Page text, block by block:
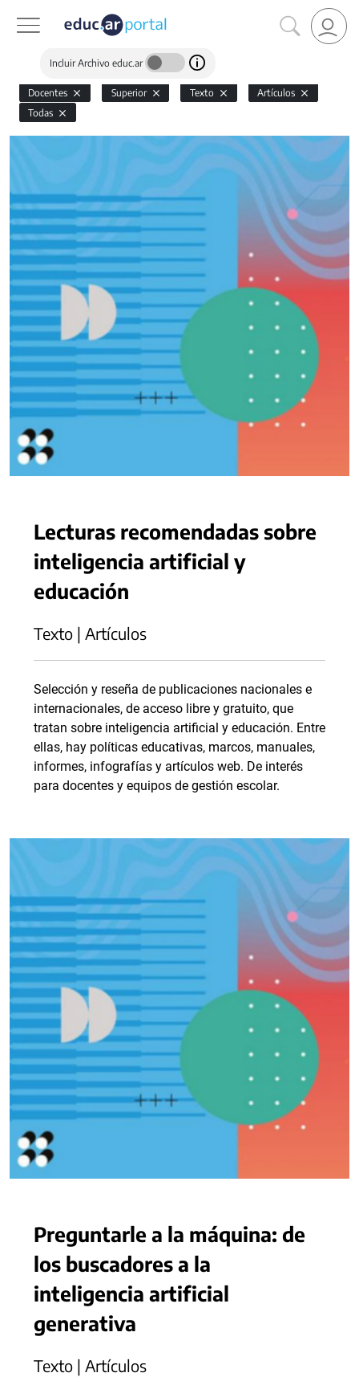
Incluir Archivo educ.ar
Docentes Superior Texto
Artículos
Todas
Lecturas recomendadas sobre
inteligencia artificial y
educación
Texto | Artículos
Selección y reseña de publicaciones nacionales e
internacionales, de acceso libre y gratuito, que
tratan sobre inteligencia artificial y educación. Entre
ellas, hay políticas educativas, marcos, manuales,
informes, infografías y artículos web. De interés
para docentes y equipos de gestión escolar.
Preguntarle a la máquina: de
los buscadores a la
inteligencia artificial
generativa
Texto | Artículos